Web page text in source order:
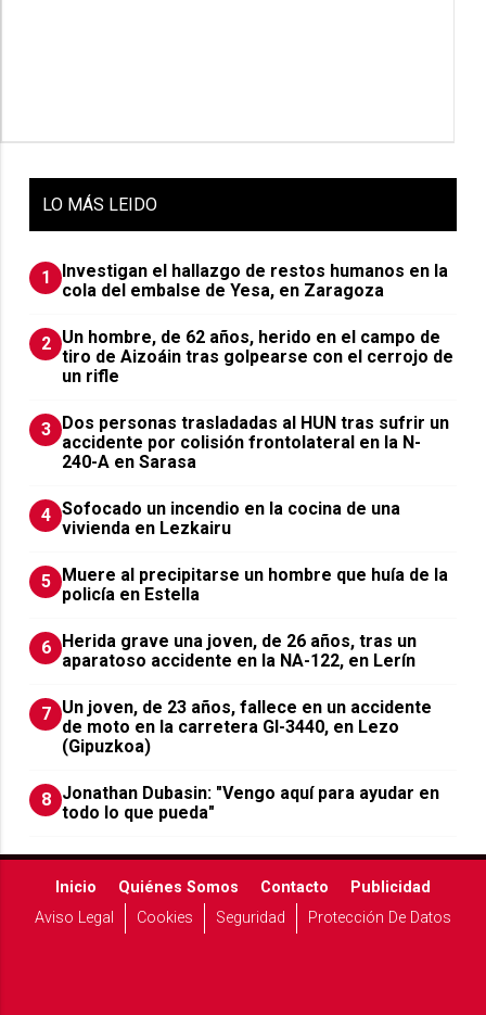
LO MÁS LEIDO
1
Investigan el hallazgo de restos humanos en la
cola del embalse de Yesa, en Zaragoza
2 Un hombre, de 62 años, herido en el campo de
tiro de Aizoáin tras golpearse con el cerrojo de
un rifle
3
​Dos personas trasladadas al HUN tras sufrir un
accidente por colisión frontolateral en la N-
240-A en Sarasa
4 Sofocado un incendio en la cocina de una
vivienda en Lezkairu
5
Muere al precipitarse un hombre que huía de la
policía en Estella
6
Herida grave una joven, de 26 años, tras un
aparatoso accidente en la NA-122, en Lerín
7 Un joven, de 23 años, fallece en un accidente
de moto en la carretera GI-3440, en Lezo
(Gipuzkoa)
8 Jonathan Dubasin: "Vengo aquí para ayudar en
todo lo que pueda"
Inicio Quiénes Somos Contacto
Publicidad
Aviso Legal
Cookies Seguridad Protección De Datos